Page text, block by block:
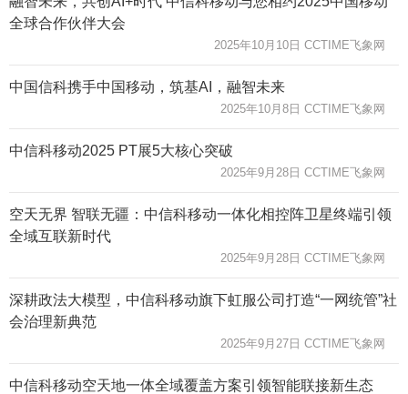
全球合作伙伴大会
2025年10月10日 CCTIME飞象网
中国信科携手中国移动，筑基AI，融智未来
2025年10月8日 CCTIME飞象网
中信科移动2025 PT展5大核心突破
2025年9月28日 CCTIME飞象网
空天无界 智联无疆：中信科移动一体化相控阵卫星终端引领
全域互联新时代
2025年9月28日 CCTIME飞象网
深耕政法大模型，中信科移动旗下虹服公司打造“一网统管”社
会治理新典范
2025年9月27日 CCTIME飞象网
中信科移动空天地一体全域覆盖方案引领智能联接新生态